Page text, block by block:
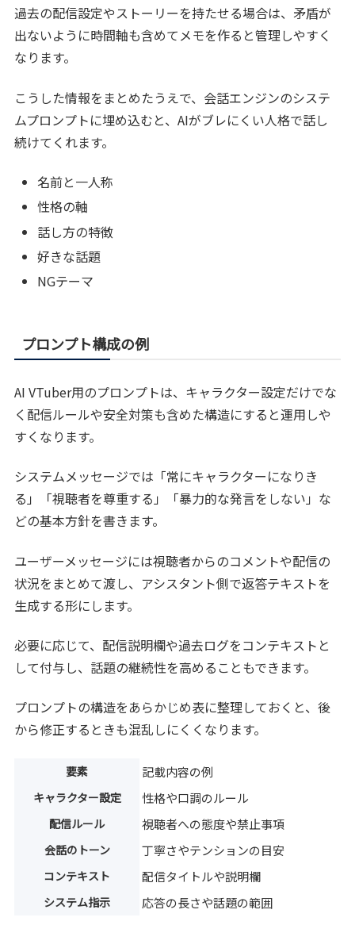
過去の配信設定やストーリーを持たせる場合は、矛盾が
出ないように時間軸も含めてメモを作ると管理しやすく
なります。
こうした情報をまとめたうえで、会話エンジンのシステ
ムプロンプトに埋め込むと、AIがブレにくい人格で話し
続けてくれます。
名前と一人称
性格の軸
話し方の特徴
好きな話題
NGテーマ
プロンプト構成の例
AI VTuber用のプロンプトは、キャラクター設定だけでな
く配信ルールや安全対策も含めた構造にすると運用しや
すくなります。
システムメッセージでは「常にキャラクターになりき
る」「視聴者を尊重する」「暴力的な発言をしない」な
どの基本方針を書きます。
ユーザーメッセージには視聴者からのコメントや配信の
状況をまとめて渡し、アシスタント側で返答テキストを
生成する形にします。
必要に応じて、配信説明欄や過去ログをコンテキストと
して付与し、話題の継続性を高めることもできます。
プロンプトの構造をあらかじめ表に整理しておくと、後
から修正するときも混乱しにくくなります。
要素 記載内容の例
キャラクター設定 性格や口調のルール
配信ルール 視聴者への態度や禁止事項
会話のトーン 丁寧さやテンションの目安
コンテキスト 配信タイトルや説明欄
システム指示 応答の長さや話題の範囲